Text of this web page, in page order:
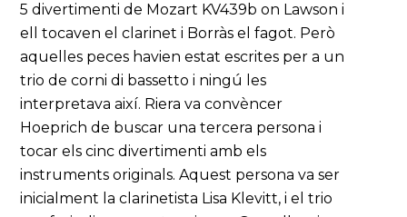
5 divertimenti de Mozart KV439b on Lawson i
ell tocaven el clarinet i Borràs el fagot. Però
aquelles peces havien estat escrites per a un
trio de corni di bassetto i ningú les
interpretava així. Riera va convèncer
Hoeprich de buscar una tercera persona i
tocar els cinc divertimenti amb els
instruments originals. Aquest persona va ser
inicialment la clarinetista Lisa Klevitt, i el trio